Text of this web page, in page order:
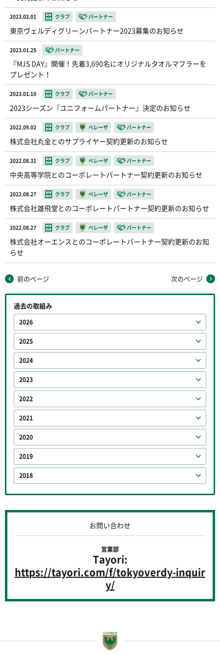
2023.02.01 クラブ パートナー
東京ヴェルディグリーンパートナー2023募集のお知らせ
2023.01.25 パートナー
『MJS DAY』開催！先着3,690名にオリジナルタオルマフラーを
プレゼント！
2023.01.10 クラブ パートナー
2023シーズン『ユニフォームパートナー』決定のお知らせ
2022.09.02 クラブ ベレーザ パートナー
株式会社丸金とのサプライヤー契約更新のお知らせ
2022.08.31 クラブ ベレーザ パートナー
中央高等学院とのコーポレートパートナー契約更新のお知らせ
2022.08.27 クラブ ベレーザ パートナー
株式会社雄飛堂とのコーポレートパートナー契約更新のお知らせ
2022.08.27 クラブ ベレーザ パートナー
株式会社オーエンスとのコーポレートパートナー契約更新のお知
らせ
前のページ 次のページ
過去の取組み
2026
2025
2024
2023
2022
2021
2020
2019
2018
お問い合わせ
営業部
Tayori:
https://tayori.com/f/tokyoverdy-inquir
y/